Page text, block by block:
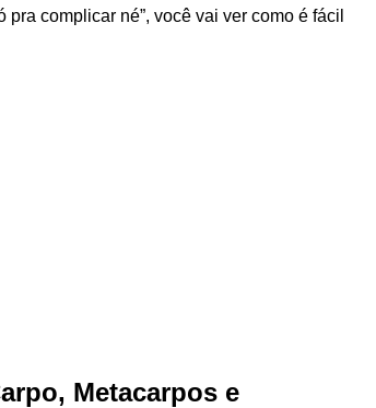
complicar né”, você vai ver como é fácil
Metacarpos e